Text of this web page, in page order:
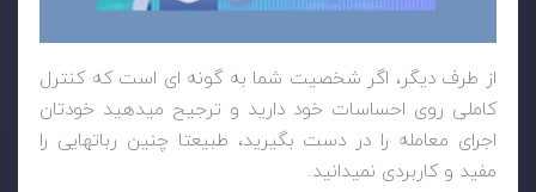
از طرف دیگر، اگر شخصیت شما به گونه ای است که کنترل
کاملی روی احساسات خود دارید و ترجیح میدهید خودتان
اجرای معامله را در دست بگیرید، طبیعتا چنین رباتهایی را
مفید و کاربردی نمیدانید.